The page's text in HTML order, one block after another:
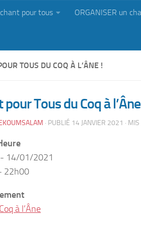
pour tous ORGANISER un
TOUS DU COQ À L’ÂNE !
pour Tous du Coq à
· PUBLIÉ 14 JANVIER 2021 ·
- 14/01/2021
22h00
à l’Âne